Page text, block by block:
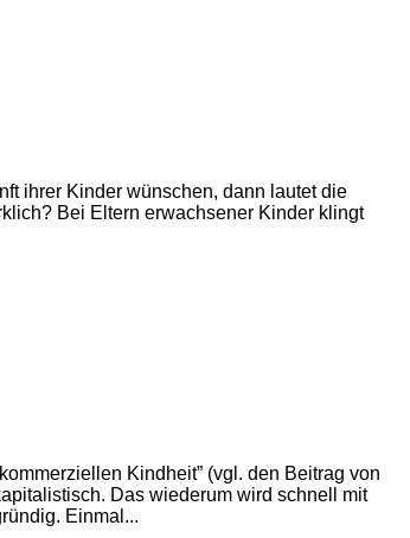
ihrer Kinder wünschen, dann lautet die
Bei Eltern erwachsener Kinder klingt
Kindheit” (vgl. den Beitrag von
Das wiederum wird schnell mit
Einmal...